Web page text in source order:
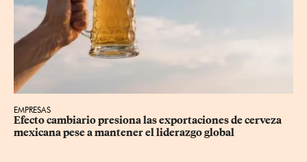
EMPRESAS
Efecto cambiario presiona las exportaciones de cerveza
mexicana pese a mantener el liderazgo global